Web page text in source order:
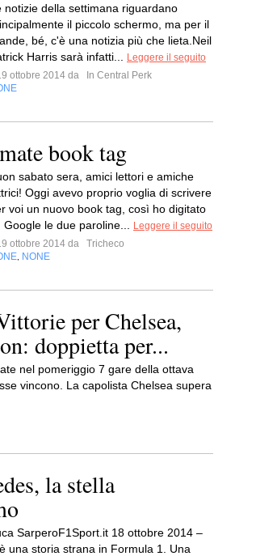
notizie della settimana riguardano
il piccolo schermo, ma per il
bé, c'è una notizia più che lieta.Neil
Harris sarà infatti...
Leggere il seguito
ottobre 2014 da
In Central Perk
book tag
sabato sera, amici lettori e amiche
Oggi avevo proprio voglia di scrivere
voi un nuovo book tag, così ho digitato
Google le due paroline...
Leggere il seguito
ottobre 2014 da
Tricheco
NONE
per Chelsea,
doppietta per...
nel pomeriggio 7 gare della ottava
vincono. La capolista Chelsea supera
la stella
SarperoF1Sport.it 18 ottobre 2014 –
una storia strana in Formula 1. Una